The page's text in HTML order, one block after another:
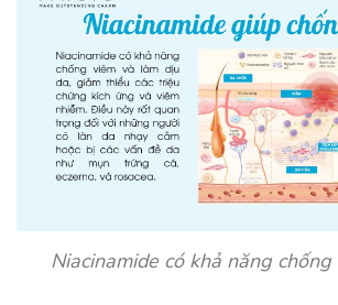
Niacinamide có khả năng